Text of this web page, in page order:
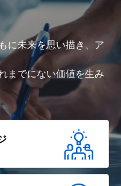
に未来を思い描き、ア
までにない価値を生み